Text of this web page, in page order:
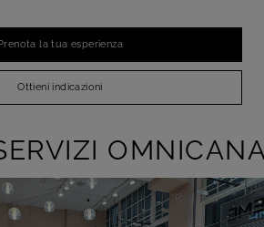
Prenota la tua esperienza
Ottieni indicazioni